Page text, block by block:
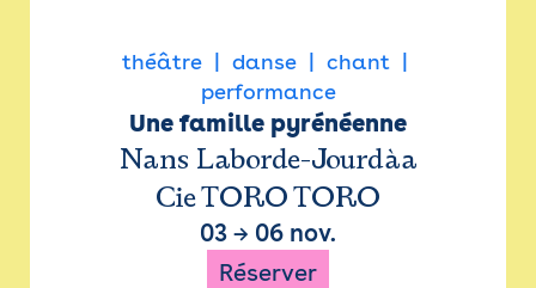
théâtre danse
chant
performance
Une famille pyrénéenne
Nans Laborde-Jourdàa
Cie TORO TORO
03 → 06 nov.
Réserver